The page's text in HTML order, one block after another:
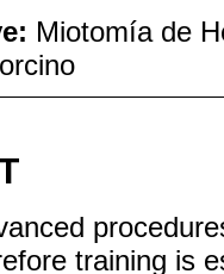
Miotomía de
training is